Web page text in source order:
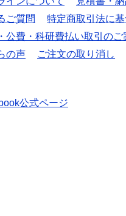
ご質問
特定商取引法に
公費・科研費払い取引のご
の声 ご注文の取り消し
公式ページ